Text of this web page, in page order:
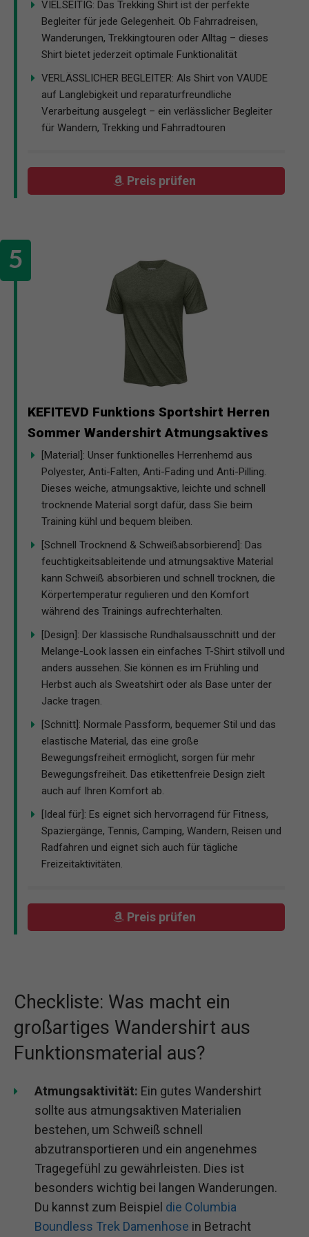
VIELSEITIG: Das Trekking Shirt ist der perfekte
Begleiter für jede Gelegenheit. Ob Fahrradreisen,
Wanderungen, Trekkingtouren oder Alltag – dieses
Shirt bietet jederzeit optimale Funktionalität
VERLÄSSLICHER BEGLEITER: Als Shirt von VAUDE
auf Langlebigkeit und reparaturfreundliche
Verarbeitung ausgelegt – ein verlässlicher Begleiter
für Wandern, Trekking und Fahrradtouren
Preis prüfen
KEFITEVD Funktions Sportshirt Herren
Sommer Wandershirt Atmungsaktives
[Material]: Unser funktionelles Herrenhemd aus
Polyester, Anti-Falten, Anti-Fading und Anti-Pilling.
Dieses weiche, atmungsaktive, leichte und schnell
trocknende Material sorgt dafür, dass Sie beim
Training kühl und bequem bleiben.
[Schnell Trocknend & Schweißabsorbierend]: Das
feuchtigkeitsableitende und atmungsaktive Material
kann Schweiß absorbieren und schnell trocknen, die
Körpertemperatur regulieren und den Komfort
während des Trainings aufrechterhalten.
[Design]: Der klassische Rundhalsausschnitt und der
Melange-Look lassen ein einfaches T-Shirt stilvoll und
anders aussehen. Sie können es im Frühling und
Herbst auch als Sweatshirt oder als Base unter der
Jacke tragen.
[Schnitt]: Normale Passform, bequemer Stil und das
elastische Material, das eine große
Bewegungsfreiheit ermöglicht, sorgen für mehr
Bewegungsfreiheit. Das etikettenfreie Design zielt
auch auf Ihren Komfort ab.
[Ideal für]: Es eignet sich hervorragend für Fitness,
Spaziergänge, Tennis, Camping, Wandern, Reisen und
Radfahren und eignet sich auch für tägliche
Freizeitaktivitäten.
Preis prüfen
Checkliste: Was macht ein
großartiges Wandershirt aus
Funktionsmaterial aus?
Atmungsaktivität: Ein gutes Wandershirt
sollte aus atmungsaktiven Materialien
bestehen, um Schweiß schnell
abzutransportieren und ein angenehmes
Tragegefühl zu gewährleisten. Dies ist
besonders wichtig bei langen Wanderungen.
Du kannst zum Beispiel die Columbia
Boundless Trek Damenhose in Betracht